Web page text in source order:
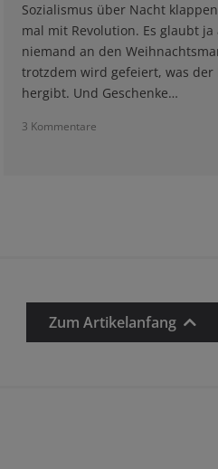
Sozialismus über Nacht
mal mit Revolution. Es glaubt ja
niemand an den
trotzdem wird gefeiert, was der
hergibt. Und Geschenke…
3 Kommentare
Zum Artikelanfang